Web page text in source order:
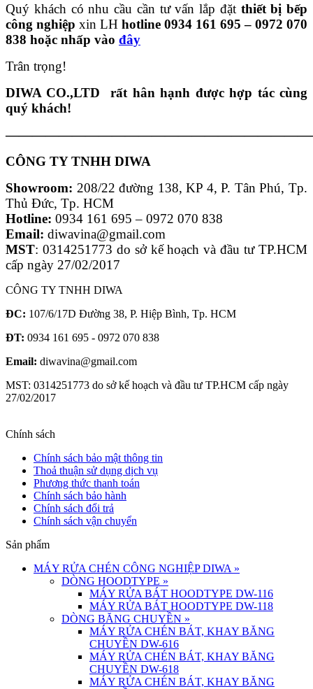
Quý khách có nhu cầu cần tư vấn lắp đặt thiết bị bếp
công nghiệp xin LH hotline 0934 161 695 – 0972 070
838 hoặc nhấp vào đây
Trân trọng!
DIWA CO.,LTD rất hân hạnh được hợp tác cùng
quý khách!
CÔNG TY TNHH DIWA
Showroom: 208/22 đường 138, KP 4, P. Tân Phú, Tp.
Thủ Đức, Tp. HCM
Hotline: 0934 161 695 – 0972 070 838
Email: diwavina@gmail.com
MST: 0314251773 do sở kế hoạch và đầu tư TP.HCM
cấp ngày 27/02/2017
CÔNG TY TNHH DIWA
ĐC: 107/6/17D Đường 38, P. Hiệp Bình, Tp. HCM
ĐT: 0934 161 695 - 0972 070 838
Email: diwavina@gmail.com
MST: 0314251773 do sở kế hoạch và đầu tư TP.HCM cấp ngày
27/02/2017
Chính sách
Chính sách bảo mật thông tin
Thoả thuận sử dụng dịch vụ
Phương thức thanh toán
Chính sách bảo hành
Chính sách đổi trả
Chính sách vận chuyển
Sản phẩm
MÁY RỬA CHÉN CÔNG NGHIỆP DIWA »
DÒNG HOODTYPE »
MÁY RỬA BÁT HOODTYPE DW-116
MÁY RỬA BÁT HOODTYPE DW-118
DÒNG BĂNG CHUYỀN »
MÁY RỬA CHÉN BÁT, KHAY BĂNG
CHUYỀN DW-616
MÁY RỬA CHÉN BÁT, KHAY BĂNG
CHUYỀN DW-618
MÁY RỬA CHÉN BÁT, KHAY BĂNG